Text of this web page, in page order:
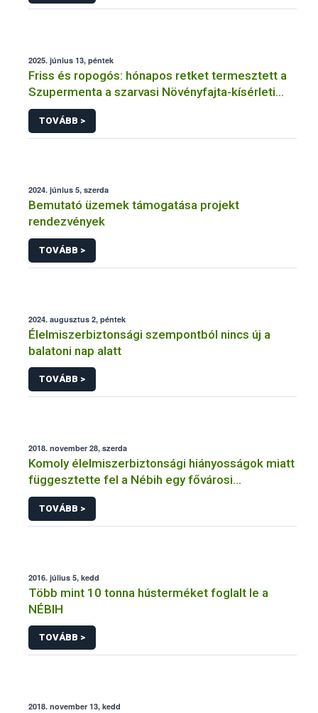
2025. június 13, péntek
Friss és ropogós: hónapos retket termesztett a
Szupermenta a szarvasi Növényfajta-kísérleti
Állomáson
TOVÁBB >
2024. június 5, szerda
Bemutató üzemek támogatása projekt
rendezvények
TOVÁBB >
2024. augusztus 2, péntek
Élelmiszerbiztonsági szempontból nincs új a
balatoni nap alatt
TOVÁBB >
2018. november 28, szerda
Komoly élelmiszerbiztonsági hiányosságok miatt
függesztette fel a Nébih egy fővárosi
cukrászüzem működését
TOVÁBB >
2016. július 5, kedd
Több mint 10 tonna hústerméket foglalt le a
NÉBIH
TOVÁBB >
2018. november 13, kedd